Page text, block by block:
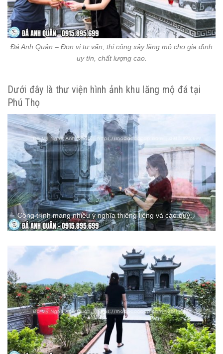
Đá Anh Quân – Đơn vị tư vấn, thi công xây lăng mộ cho gia đình
uy tín, chất lượng cao.
Dưới đây là thư viện hình ảnh khu lăng mộ đá tại
Phú Thọ
Công trình mang nhiều ý nghĩa thiêng liêng và cao quý.